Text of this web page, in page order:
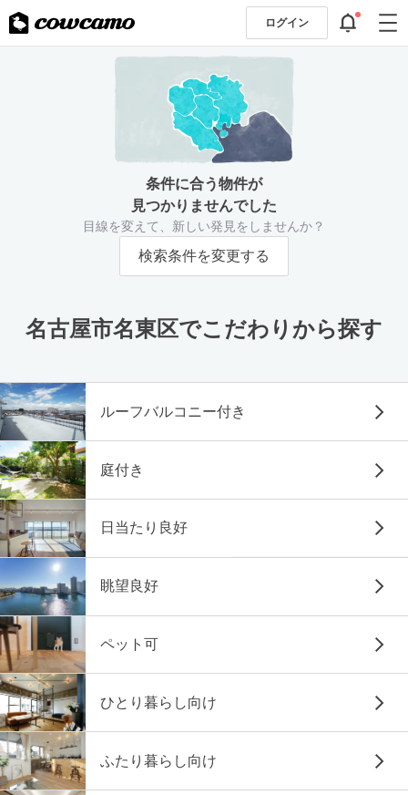
ログイン
条件に合う物件が
見つかりませんでした
目線を変えて、新しい発見をしませんか？
検索条件を変更する
名古屋市名東区でこだわりから探す
ルーフバルコニー付き
庭付き
日当たり良好
眺望良好
ペット可
ひとり暮らし向け
ふたり暮らし向け